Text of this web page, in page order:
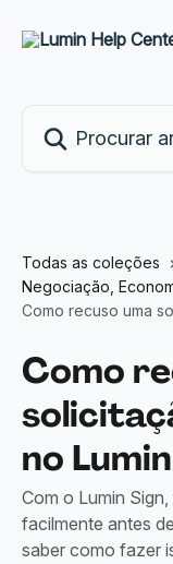
Todas as coleções
Negociação,
Como recuso uma
Como
no
Com o Lumin
facilmente antes
saber como fazer